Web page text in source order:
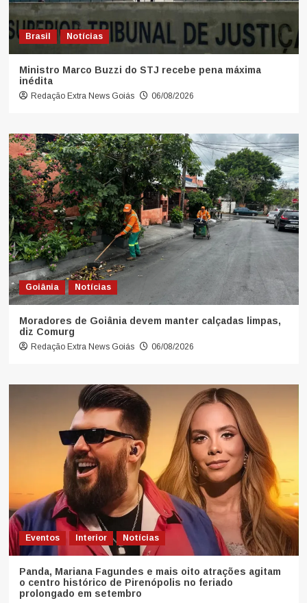
Brasil Notícias
Ministro Marco Buzzi do STJ recebe pena máxima
inédita
Redação Extra News Goiás 06/08/2026
Goiânia Notícias
Moradores de Goiânia devem manter calçadas limpas,
diz Comurg
Redação Extra News Goiás 06/08/2026
Eventos Interior Notícias
Panda, Mariana Fagundes e mais oito atrações agitam
o centro histórico de Pirenópolis no feriado
prolongado em setembro